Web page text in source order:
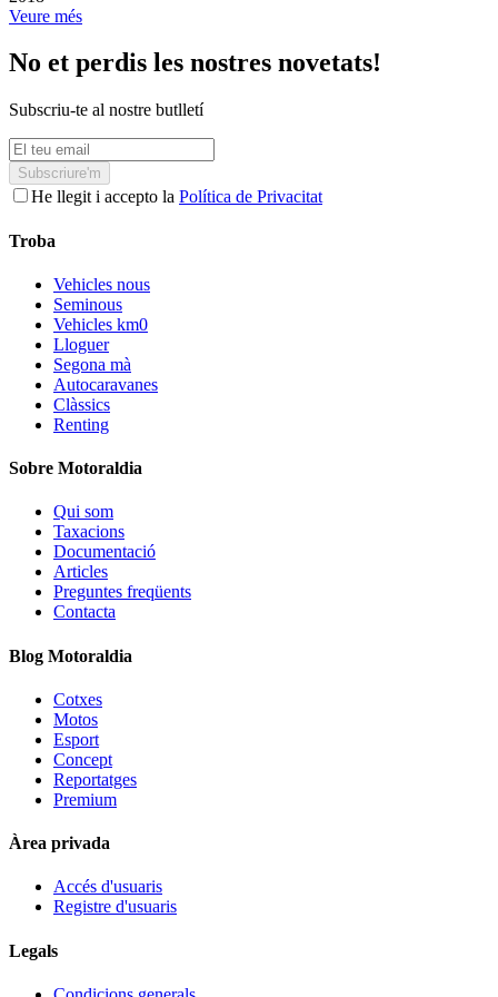
Veure més
No et perdis les nostres novetats!
Subscriu-te al nostre butlletí
Subscriure'm
He llegit i accepto la Política de Privacitat
Troba
Vehicles nous
Seminous
Vehicles km0
Lloguer
Segona mà
Autocaravanes
Clàssics
Renting
Sobre Motoraldia
Qui som
Taxacions
Documentació
Articles
Preguntes freqüents
Contacta
Blog Motoraldia
Cotxes
Motos
Esport
Concept
Reportatges
Premium
Àrea privada
Accés d'usuaris
Registre d'usuaris
Legals